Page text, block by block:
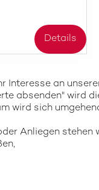
Details
Interesse an
absenden" wird
wird sich
Anliegen stehen